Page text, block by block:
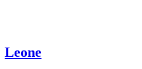
Leone